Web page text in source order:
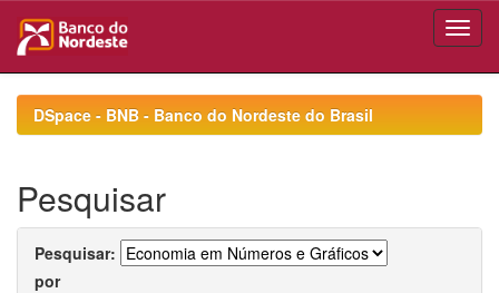
navigationDSpace - BNB - Banco do Nordeste do Brasil
Pesquisar
Pesquisar:
por